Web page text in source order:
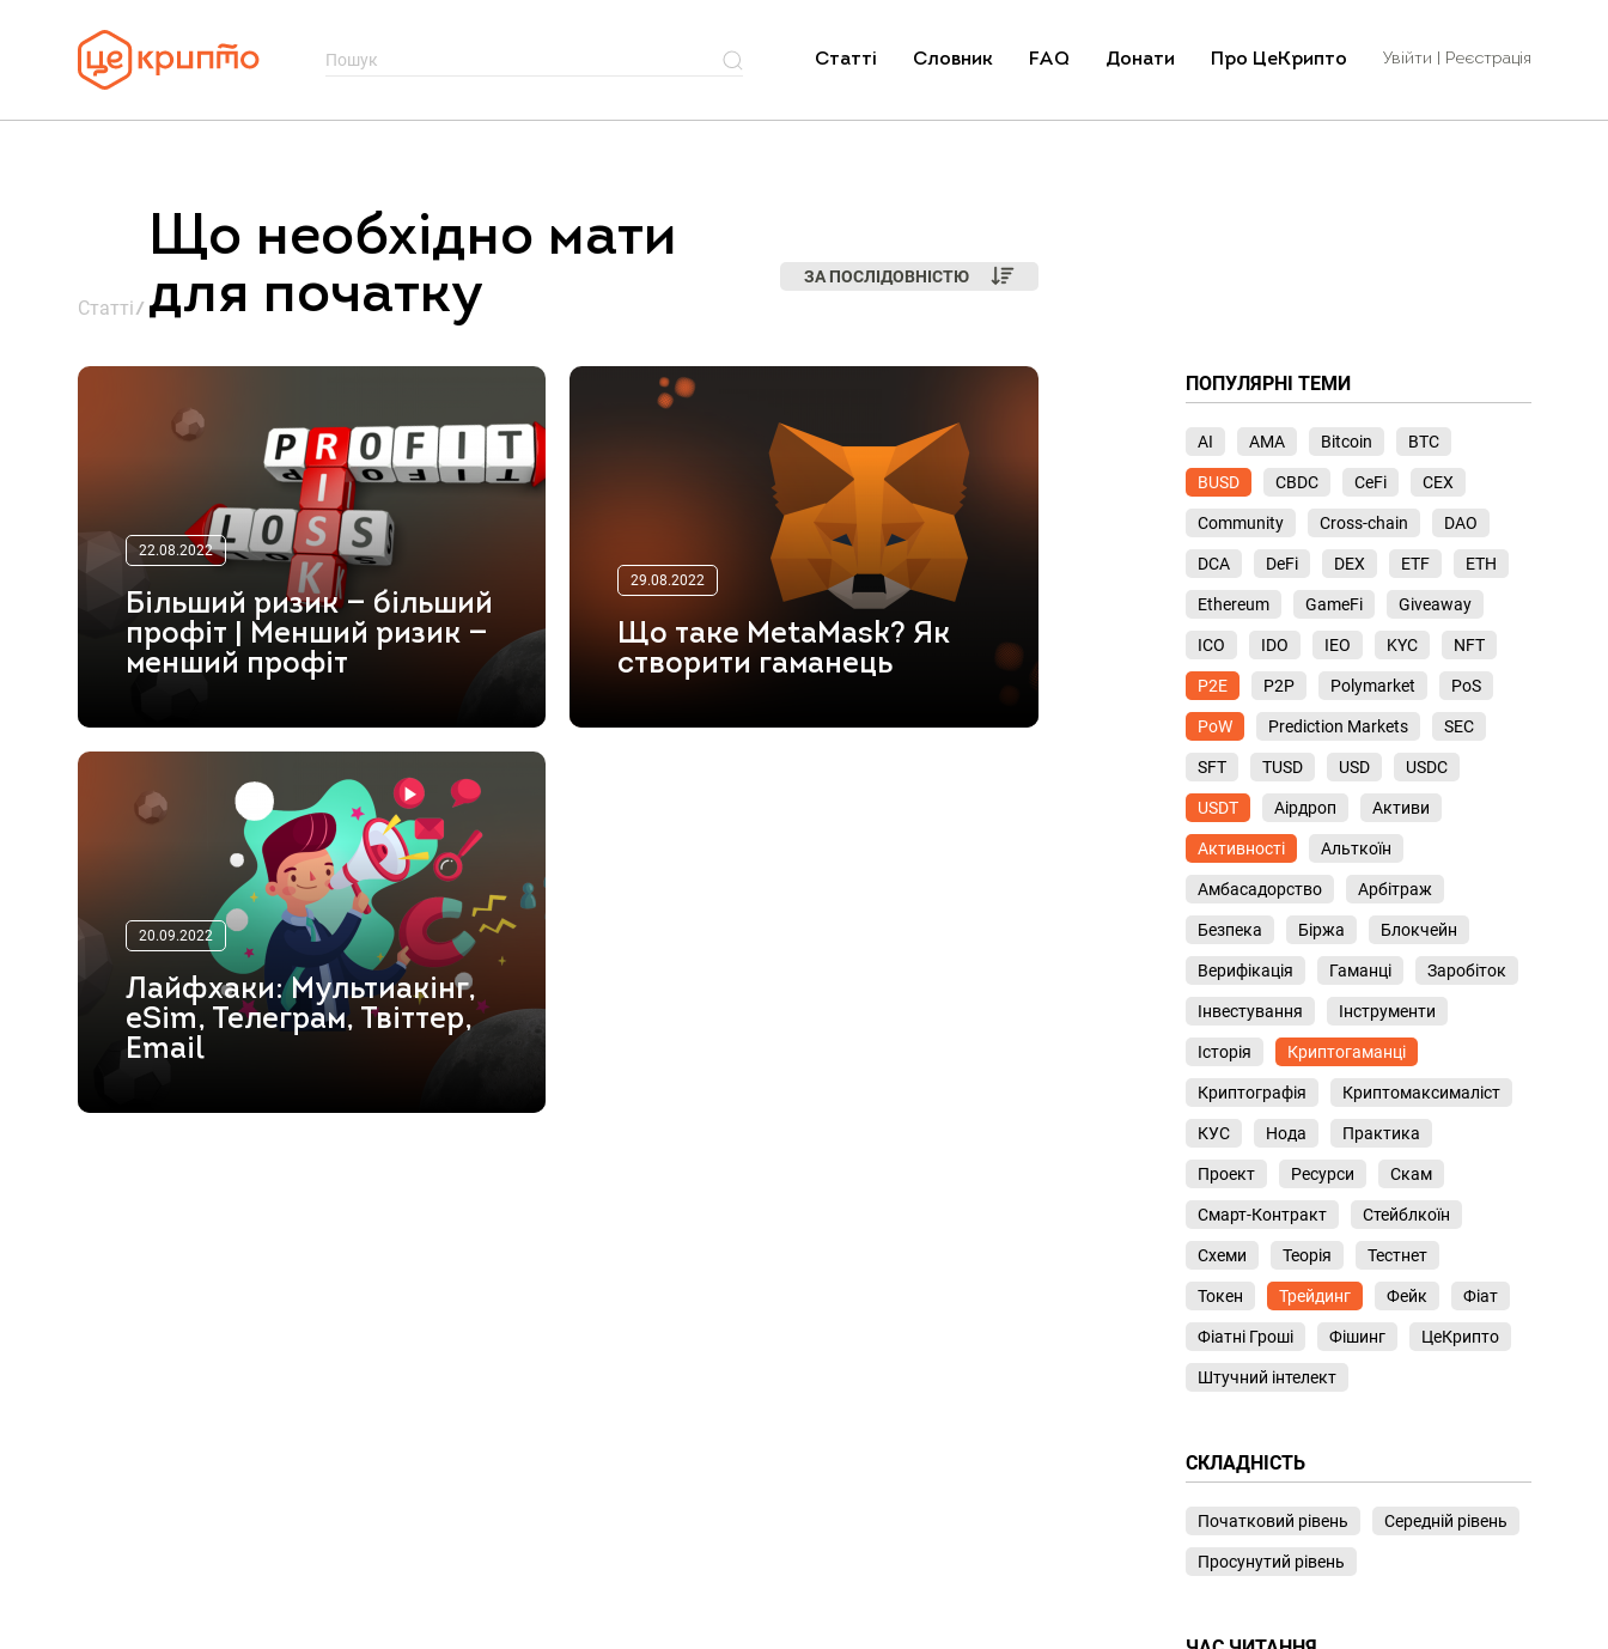
Статті Словник FAQ Донати Про ЦеКрипто Увійти | Реєстрація
Статті
Що необхідно мати
для початку
ЗА ПОСЛІДОВНІСТЮ
22.08.2022
Більший ризик — більший
профіт | Менший ризик —
менший профіт
29.08.2022
Що таке MetaMask? Як
створити гаманець
20.09.2022
Лайфхаки: Мультиакінг,
eSim, Телеграм, Твіттер,
Email
ПОПУЛЯРНІ ТЕМИ
AI AMA Bitcoin BTC
BUSD CBDC CeFi CEX
Community Cross-chain DAO
DCA DeFi DEX ETF ETH
Ethereum GameFi Giveaway
ICO IDO IEO KYC NFT
P2E P2P Polymarket PoS
PoW Prediction Markets SEC
SFT TUSD USD USDC
USDT Аірдроп Активи
Активності Альткоїн
Амбасадорство Арбітраж
Безпека Біржа Блокчейн
Верифікація Гаманці Заробіток
Інвестування Інструменти
Історія Криптогаманці
Криптографія Криптомаксималіст
КУС Нода Практика
Проект Ресурси Скам
Смарт-Контракт Стейблкоїн
Схеми Теорія Тестнет
Токен Трейдинг Фейк Фіат
Фіатні Гроші Фішинг ЦеКрипто
Штучний інтелект
СКЛАДНІСТЬ
Початковий рівень Середній рівень
Просунутий рівень